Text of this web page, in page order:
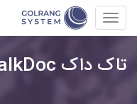
TalkDoc تاک داک